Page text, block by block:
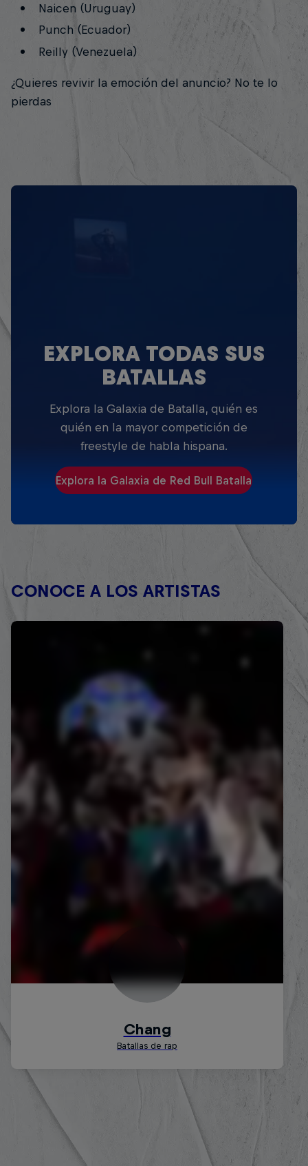
Naicen (Uruguay)
Punch (Ecuador)
Reilly (Venezuela)
¿Quieres revivir la emoción del anuncio? No te lo
pierdas
EXPLORA TODAS SUS
BATALLAS
Explora la Galaxia de Batalla, quién es
quién en la mayor competición de
freestyle de habla hispana.
Explora la Galaxia de Red Bull Batalla
CONOCE A LOS ARTISTAS